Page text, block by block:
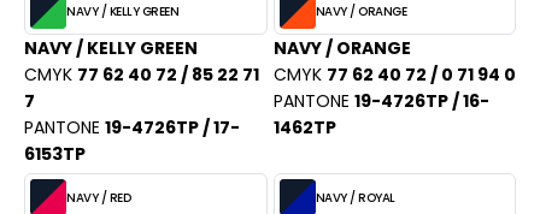
NAVY / KELLY GREEN
NAVY / KELLY GREEN
CMYK 77 62 40 72 / 85 22 71
7
PANTONE 19-4726TP / 17-
6153TP
NAVY / ORANGE
NAVY / ORANGE
CMYK 77 62 40 72 / 0 71 94 0
PANTONE 19-4726TP / 16-
1462TP
NAVY / RED NAVY / ROYAL